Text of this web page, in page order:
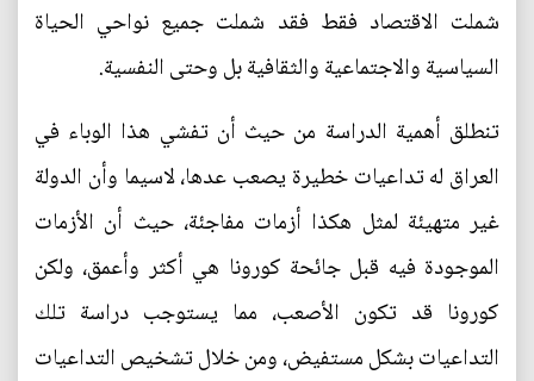
شملت الاقتصاد فقط فقد شملت جميع نواحي الحياة
السياسية والاجتماعية والثقافية بل وحتى النفسية.
تنطلق أهمية الدراسة من حيث أن تفشي هذا الوباء في
العراق له تداعيات خطيرة يصعب عدها، لاسيما وأن الدولة
غير متهيئة لمثل هكذا أزمات مفاجئة، حيث أن الأزمات
الموجودة فيه قبل جائحة كورونا هي أكثر وأعمق، ولكن
كورونا قد تكون الأصعب، مما يستوجب دراسة تلك
التداعيات بشكل مستفيض، ومن خلال تشخيص التداعيات